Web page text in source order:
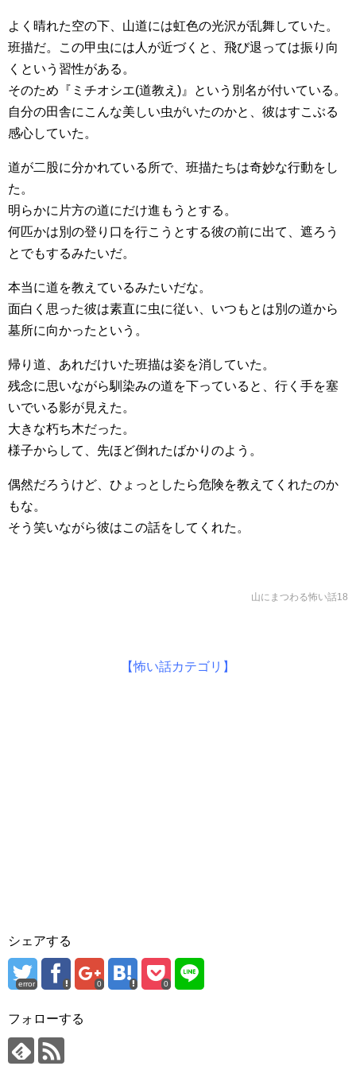
よく晴れた空の下、山道には虹色の光沢が乱舞していた。
班描だ。この甲虫には人が近づくと、飛び退っては振り向
くという習性がある。
そのため『ミチオシエ(道教え)』という別名が付いている。
自分の田舎にこんな美しい虫がいたのかと、彼はすこぶる
感心していた。
道が二股に分かれている所で、班描たちは奇妙な行動をし
た。
明らかに片方の道にだけ進もうとする。
何匹かは別の登り口を行こうとする彼の前に出て、遮ろう
とでもするみたいだ。
本当に道を教えているみたいだな。
面白く思った彼は素直に虫に従い、いつもとは別の道から
墓所に向かったという。
帰り道、あれだけいた班描は姿を消していた。
残念に思いながら馴染みの道を下っていると、行く手を塞
いでいる影が見えた。
大きな朽ち木だった。
様子からして、先ほど倒れたばかりのよう。
偶然だろうけど、ひょっとしたら危険を教えてくれたのか
もな。
そう笑いながら彼はこの話をしてくれた。
山にまつわる怖い話18
【怖い話カテゴリ】
シェアする
error 0 0
フォローする